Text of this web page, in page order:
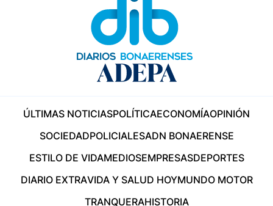
ÚLTIMAS NOTICIASPOLÍTICAECONOMÍAOPINIÓN
SOCIEDADPOLICIALESADN BONAERENSE
ESTILO DE VIDAMEDIOSEMPRESASDEPORTES
DIARIO EXTRAVIDA Y SALUD HOYMUNDO MOTOR
TRANQUERAHISTORIA